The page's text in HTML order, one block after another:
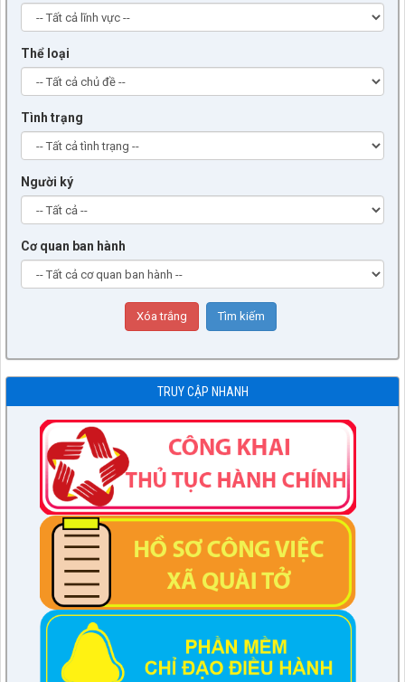
Thể loại
Tình trạng
Người ký
Cơ quan ban hành
TRUY CẬP NHANH